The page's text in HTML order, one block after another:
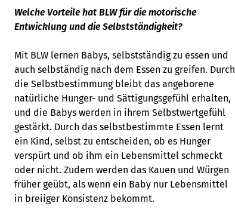
Welche Vorteile hat BLW für die motorische
Entwicklung und die Selbstständigkeit?
Mit BLW lernen Babys, selbstständig zu essen und
auch selbständig nach dem Essen zu greifen. Durch
die Selbstbestimmung bleibt das angeborene
natürliche Hunger- und Sättigungsgefühl erhalten,
und die Babys werden in ihrem Selbstwertgefühl
gestärkt. Durch das selbstbestimmte Essen lernt
ein Kind, selbst zu entscheiden, ob es Hunger
verspürt und ob ihm ein Lebensmittel schmeckt
oder nicht. Zudem werden das Kauen und Würgen
früher geübt, als wenn ein Baby nur Lebensmittel
in breiiger Konsistenz bekommt.